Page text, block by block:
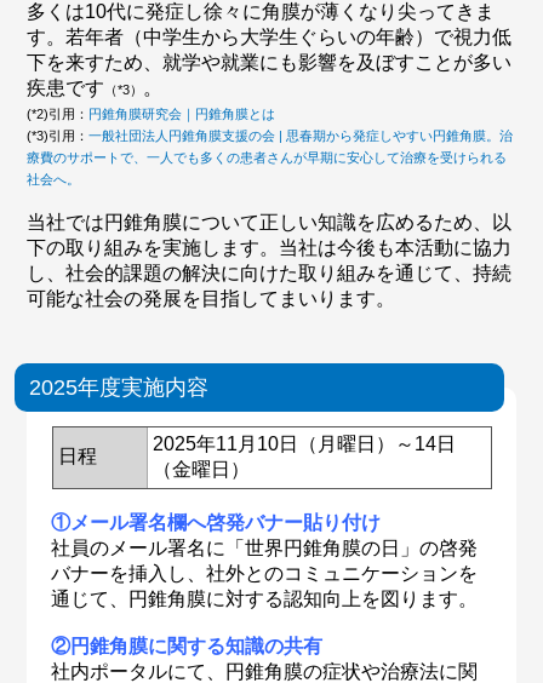
多くは10代に発症し徐々に角膜が薄くなり尖ってきま
す。若年者（中学生から大学生ぐらいの年齢）で視力低
下を来すため、就学や就業にも影響を及ぼすことが多い
疾患です
（*3） 。
(*2)引用： 円錐角膜研究会｜円錐角膜とは
(*3)引用：一般社団法人円錐角膜支援の会 | 思春期から発症しやすい円錐角膜。治
療費のサポートで、一人でも多くの患者さんが早期に安心して治療を受けられる
社会へ。
当社では円錐角膜について正しい知識を広めるため、以
下の取り組みを実施します。当社は今後も本活動に協力
し、社会的課題の解決に向けた取り組みを通じて、持続
可能な社会の発展を目指してまいります。
2025年度実施内容
日程
2025年11月10日（月曜日）～14日
（金曜日）
①メール署名欄へ啓発バナー貼り付け
社員のメール署名に「世界円錐角膜の日」の啓発
バナーを挿入し、社外とのコミュニケーションを
通じて、円錐角膜に対する認知向上を図ります。
②円錐角膜に関する知識の共有
社内ポータルにて、円錐角膜の症状や治療法に関